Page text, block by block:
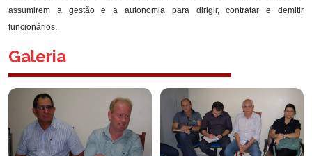
assumirem a gestão e a autonomia para dirigir, contratar e demitir
funcionários.
Galeria